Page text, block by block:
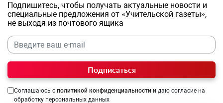
Подпишитесь, чтобы получать актуальные новости и
специальные предложения от «Учительской газеты»,
не выходя из почтового ящика
Подписаться
Соглашаюсь с политикой конфиденциальности и даю согласие на
обработку персональных данных